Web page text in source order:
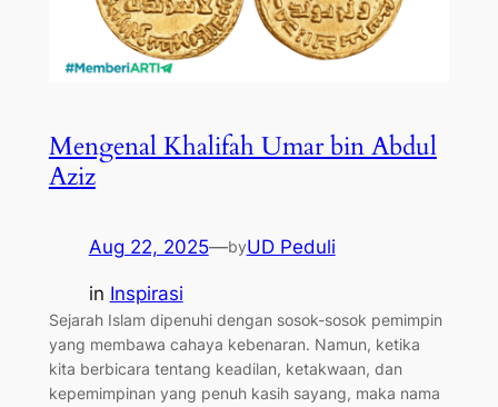
Mengenal Khalifah Umar bin Abdul
Aziz
Aug 22, 2025—byUD Peduli
in Inspirasi
Sejarah Islam dipenuhi dengan sosok-sosok pemimpin
yang membawa cahaya kebenaran. Namun, ketika
kita berbicara tentang keadilan, ketakwaan, dan
kepemimpinan yang penuh kasih sayang, maka nama